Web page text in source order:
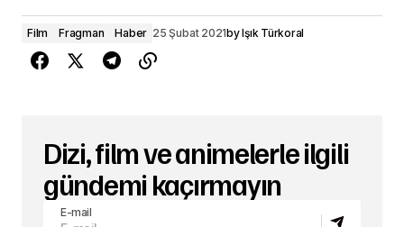
Film Fragman Haber 25 Şubat 2021byIşık Türkoral
Dizi, film ve animelerle ilgili
gündemi kaçırmayın
E-mail